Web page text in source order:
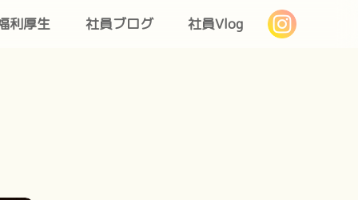
利厚生 社員ブログ 社員Vlog